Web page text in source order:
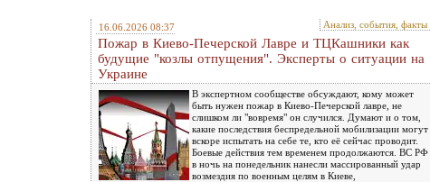
16.06.2026 08:37 Анализ, события, факты
Пожар в Киево-Печерской Лавре и ТЦКашники как
будущие "козлы отпущения". Эксперты о ситуации на
Украине
В экспертном сообществе обсуждают, кому может
быть нужен пожар в Киево-Печерской лавре, не
слишком ли "вовремя" он случился. Думают и о том,
какие последствия беспредельной мобилизации могут
вскоре испытать на себе те, кто её сейчас проводит.
Боевые действия тем временем продолжаются. ВС РФ
в ночь на понедельник нанесли массированный удар
возмездия по военным целям в Киеве,